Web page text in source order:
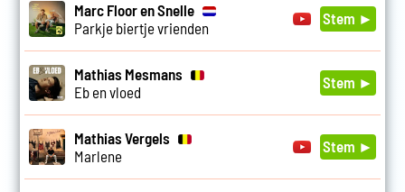
Marc Floor en Snelle
Parkje biertje vrienden
Stem ►
Mathias Mesmans
Eb en vloed
Stem ►
Mathias Vergels
Marlene
Stem ►